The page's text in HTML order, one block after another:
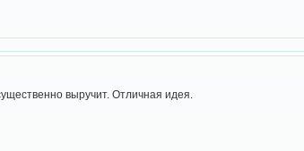
выручит. Отличная идея.